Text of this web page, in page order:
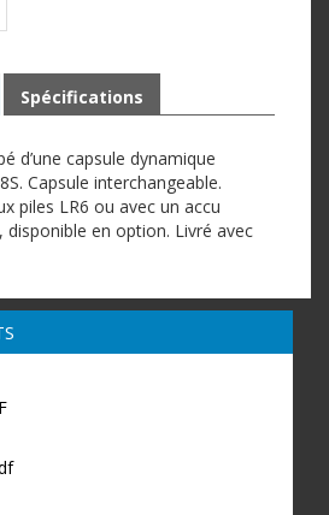
d’une capsule dynamique
Capsule interchangeable.
piles LR6 ou avec un accu
disponible en option. Livré avec
Spécifications